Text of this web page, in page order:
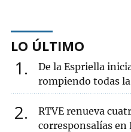
LO ÚLTIMO
1
De la Espriella
rompiendo todas
2
RTVE renueva
corresponsalías en